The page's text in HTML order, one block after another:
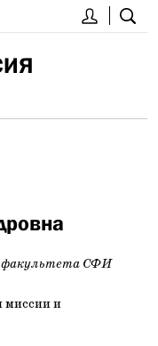
факультета СФИ
миссии и